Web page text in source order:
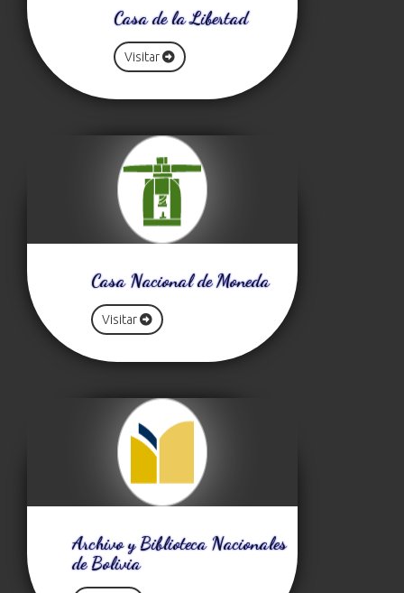
Casa de la Libertad
Visitar
Casa Nacional de Moneda
Visitar
Archivo y Biblioteca Nacionales
de Bolivia